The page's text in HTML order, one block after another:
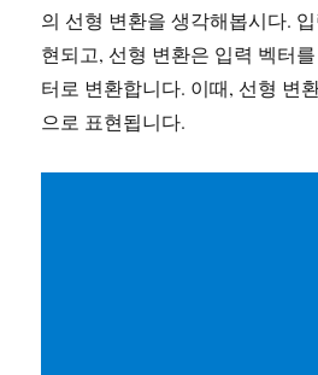
의 선형 변환을 생각해봅시다.
현되고, 선형 변환은 입력 벡터
터로 변환합니다. 이때, 선형 변
으로 표현됩니다.